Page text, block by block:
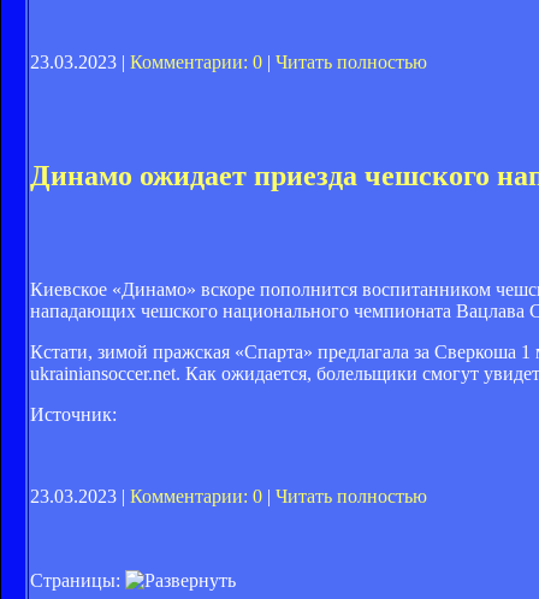
23.03.2023 | Комментарии: 0 | Читать полностью
Динамо ожидает приезда чешского
Киевское «Динамо» вскоре пополнится воспитанником
нападающих чешского национального чемпионата Вацлава
Кстати, зимой пражская «Спарта» предлагала за Сверкоша
ukrainiansoccer.net. Как ожидается, болельщики смогут
Источник:
23.03.2023 | Комментарии: 0 | Читать полностью
Страницы: